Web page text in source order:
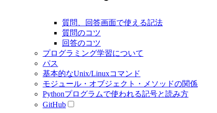
質問、回答画面で使える記法
質問のコツ
回答のコツ
プログラミング学習について
パス
基本的なUnix/Linuxコマンド
モジュール・オブジェクト・メソッドの関係
Pythonプログラムで使われる記号と読み方
GitHub